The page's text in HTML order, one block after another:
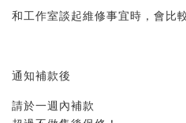
和工作室談起維修事宜時，會比
通知補款後
請於一週內補款